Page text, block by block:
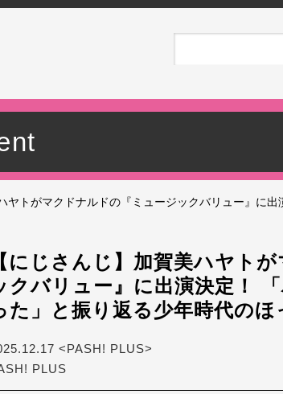
ヤトがマクドナルドの『ミュージックバリュー』に
【にじさんじ】加賀美ハヤト
クバリュー』に出演決定！
た」と振り返る少年時代のほ
<PASH! PLUS>
PLUS